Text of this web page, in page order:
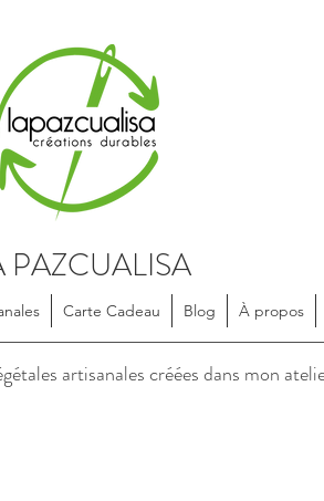
PAZCUALISA
et confectionnés de manière artisanale, en
Carte Cadeau Blog À propos
artisanales créées dans mon